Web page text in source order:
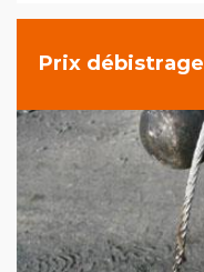
Prix débistrage